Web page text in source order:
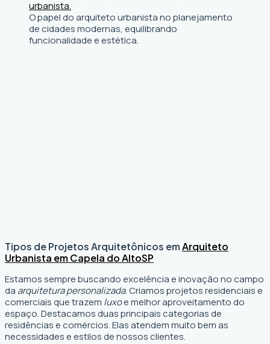
O papel do arquiteto urbanista no planejamento
de cidades modernas, equilibrando
funcionalidade e estética.
Tipos de Projetos Arquitetônicos emArquiteto
Urbanista em Capela do AltoSP
Estamos sempre buscando excelência e inovação no campo
da arquitetura personalizada. Criamos projetos residenciais e
comerciais que trazem luxoe melhor aproveitamento do
espaço. Destacamos duas principais categorias de
residências e comércios. Elas atendem muito bem as
necessidades e estilos de nossos clientes.